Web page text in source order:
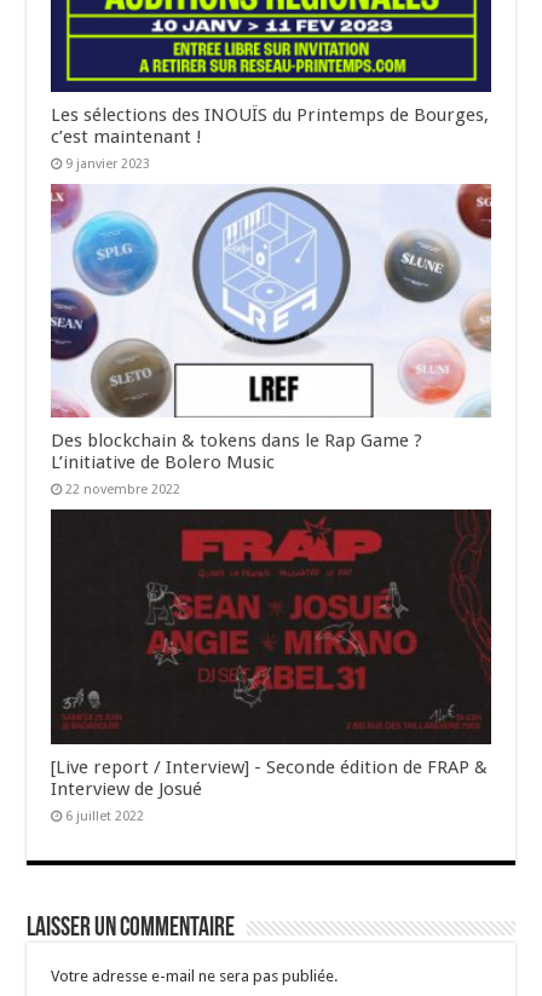
Les sélections des INOUÏS du Printemps de Bourges,
c’est maintenant !
9 janvier 2023
Des blockchain & tokens dans le Rap Game ?
L’initiative de Bolero Music
22 novembre 2022
[Live report / Interview] - Seconde édition de FRAP &
Interview de Josué
6 juillet 2022
Laisser un commentaire
Votre adresse e-mail ne sera pas publiée.